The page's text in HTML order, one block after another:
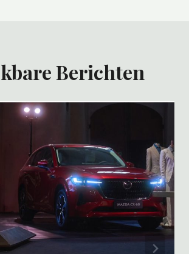
Berichten